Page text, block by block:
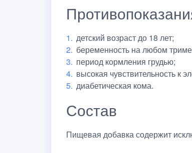
детский возраст до 18 лет;
беременность на любом
период кормления грудью;
высокая чувствительность к
диабетическая кома.
Состав
Пищевая добавка содержит